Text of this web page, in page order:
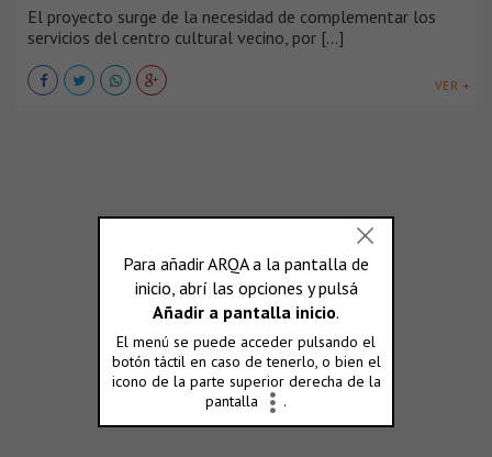
El proyecto surge de la necesidad de complementar los
servicios del centro cultural vecino, por [...]
VER +